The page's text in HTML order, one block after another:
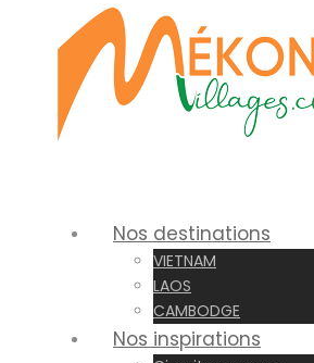
Nos destinations
VIETNAM
LAOS
CAMBODGE
Nos inspirations